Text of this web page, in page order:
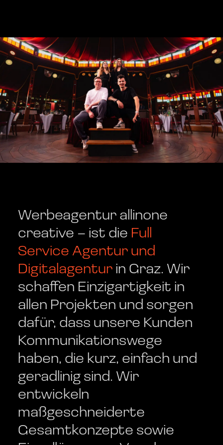
Werbeagentur allinone
creative – ist die Full
Service Agentur und
Digitalagentur in Graz. Wir
schaffen Einzigartigkeit in
allen Projekten und sorgen
dafür, dass unsere Kunden
Kommunikationswege
haben, die kurz, einfach und
geradlinig sind. Wir
entwickeln
maßgeschneiderte
Gesamtkonzepte sowie